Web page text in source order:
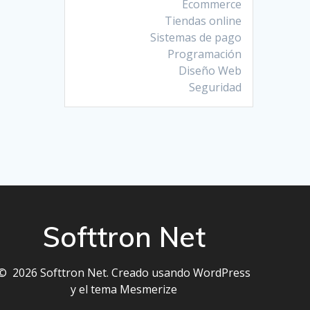
Ecommerce
Tiendas online
Sistemas de pago
Programación
Diseño Web
Seguridad
Softtron Net
2026 Softtron Net. Creado usando WordPress
y eltema Mesmerize